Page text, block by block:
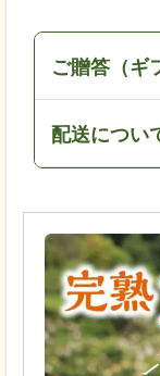
ご贈答（ギ
配送につい